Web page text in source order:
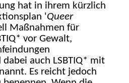
hat in ihrem kürzlich
'Queer
Maßnahmen für
vor Gewalt,
dabei auch LSBTIQ* mit
. Es reicht jedoch